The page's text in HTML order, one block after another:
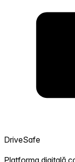
DriveSafe